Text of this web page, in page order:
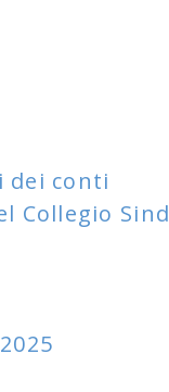
dei conti
Collegio